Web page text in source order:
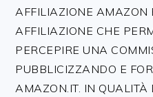
AFFILIAZIONE AMAZON
AFFILIAZIONE CHE
PERCEPIRE UNA
PUBBLICIZZANDO E
AMAZON.IT. IN